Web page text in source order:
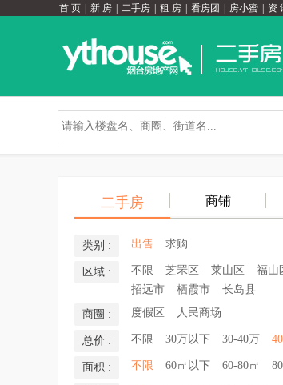
首 页 新 房 二手房 租 房 看房团 房小蜜 资
二手房 商铺
类别 : 出售 求购
区域 : 不限 芝罘区 莱山区 福山
招远市
栖霞市 长岛县
商圈 : 度假区 人民商场
总价 : 不限 30万以下 30-40万
面积 : 不限 60㎡以下 60-80㎡